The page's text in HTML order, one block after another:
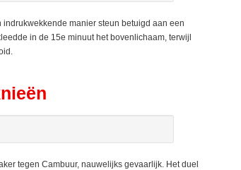
manier steun betuigd aan een
in de 15e minuut het bovenlichaam, terwijl
tegen Cambuur, nauwelijks gevaarlijk. Het duel